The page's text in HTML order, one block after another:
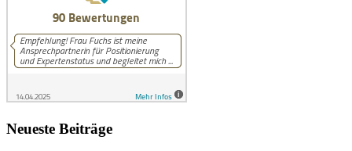
Neueste Beiträge